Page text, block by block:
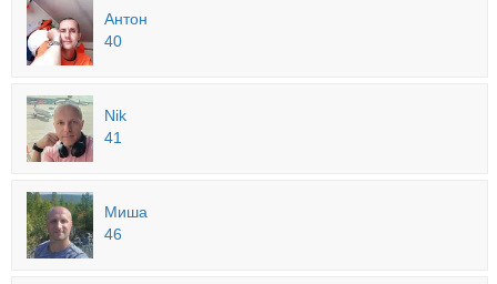
Антон
40
Nik
41
Миша
46